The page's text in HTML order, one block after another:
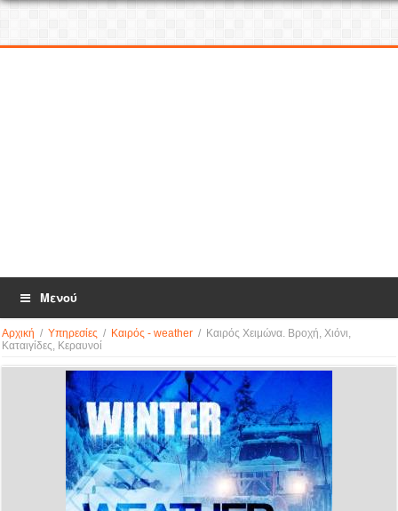
Μενού
Αρχική / Υπηρεσίες / Καιρός - weather / Καιρός Χειμώνα. Βροχή, Χιόνι,
Καταιγίδες, Κεραυνοί